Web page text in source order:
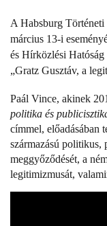
A Habsburg Történeti
március 13-i
és Hírközlési
„Gratz Gusztáv, a
Paál Vince, akinek
politika és
címmel, előadásában
származású politikus,
meggyőződését, a
legitimizmusát,